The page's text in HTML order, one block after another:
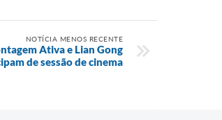
NOTÍCIA MENOS RECENTE
Ativa e Lian Gong
de sessão de cinema